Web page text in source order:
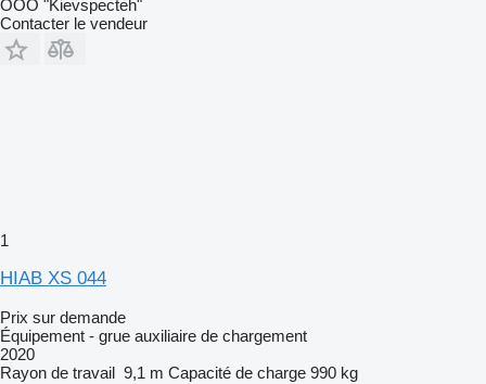
OOO "Kievspecteh"
Contacter le vendeur
1
HIAB XS 044
Prix sur demande
Équipement - grue auxiliaire de chargement
2020
Rayon de travail 9,1 m Capacité de charge 990 kg